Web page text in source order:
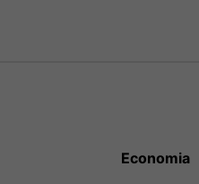
Economia